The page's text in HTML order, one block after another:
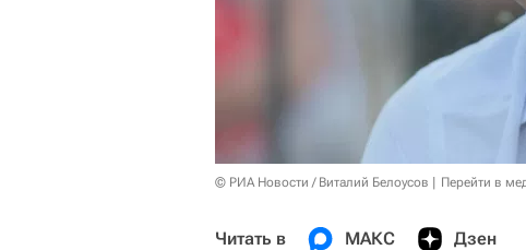
© РИА Новости / Виталий Белоусов Перейти в
Читать в МАКС Дзен